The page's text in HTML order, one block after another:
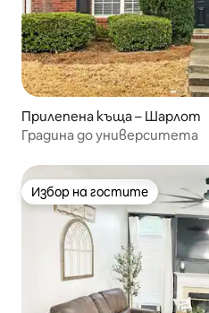
Прилепена къща – Шарлот
Градина до университета
Избор на гостите
Избор на гостите